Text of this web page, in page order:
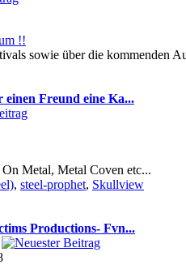
!!
sowie über die kommenden
einen Freund eine Ka...
Metal, Metal Coven etc...
, steel-prophet, Skullview
Productions- Fvn...